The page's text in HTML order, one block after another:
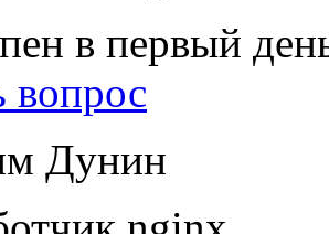
в первый
вопрос
Дунин